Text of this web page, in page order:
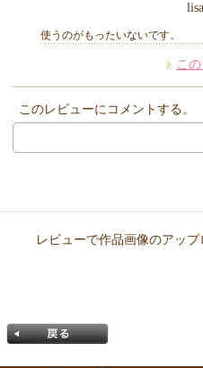
他のお客様からのコメント
使うのがもったいないです。
こ
このレビューにコメントする。
レビューで作品画像のアッ